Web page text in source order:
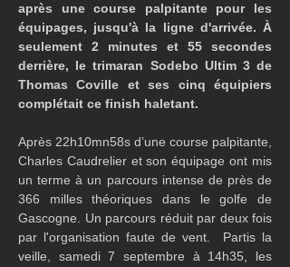
après une course palpitante pour les
équipages, jusqu'à la ligne d'arrivée. À
seulement 2 minutes et 55 secondes
derrière, le trimaran Sodebo Ultim 3 de
Thomas Coville et ses cinq équipiers
complétait ce finish haletant.
Après 22h10mn58s d’une course palpitante,
Charles Caudrelier et son équipage ont mis
un terme à un parcours intense de près de
366 milles théoriques dans le golfe de
Gascogne. Un parcours réduit par deux fois
par l'organisation faute de vent.  Partis la
veille, samedi 7 septembre à 14h35, les